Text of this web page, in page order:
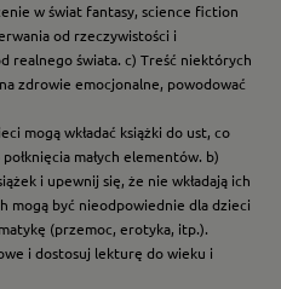
w świat fantasy, science fiction
od rzeczywistości i
realnego świata. c) Treść niektórych
zdrowie emocjonalne, powodować
mogą wkładać książki do ust, co
małych elementów. b)
i upewnij się, że nie wkładają ich
mogą być nieodpowiednie dla dzieci
(przemoc, erotyka, itp.).
i dostosuj lekturę do wieku i